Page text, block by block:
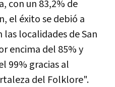
con un 83,2% de
el éxito se debió a
localidades de San
encima del 85% y
99% gracias al
del Folklore".